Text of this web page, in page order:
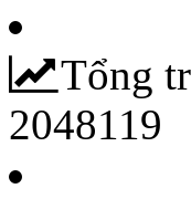
Tổng
2048119